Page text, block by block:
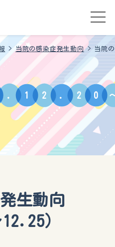
> 当院の感染症発生動向> 当院
. 1 2 . 2 0
生動向
）